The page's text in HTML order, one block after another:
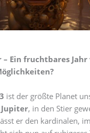
Ein fruchtbares
ist der größte Planet
Jupiter, in den Stier
er den kardinalen,